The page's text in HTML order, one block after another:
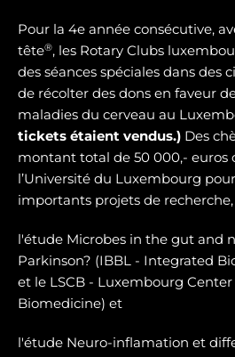
Pour la 4e année consécutive,
tête®, les Rotary Clubs
des séances spéciales dans des
de récolter des dons en faveur
maladies du cerveau au
tickets étaient vendus.) Des
montant total de 50 000,- euros
l’Université du Luxembourg
importants projets de recherche,
l'étude Microbes in the gut and
Parkinson? (IBBL - Integrated
et le LSCB - Luxembourg
Biomedicine) et
l'étude Neuro-inflamation et